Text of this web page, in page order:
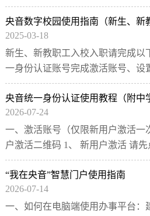
身份认证账号完成激活账号、设置
二、关注央音企业号（本升研、硕
央音数字校园使用指南（新生、新
2025-03-18
新生、新教职工入校入职请完成以
一身份认证账号完成激活账号、设
作。二、关注央音企业号（本升研
换工号、可在激活账号后使用身份
央音统一身份认证使用教程（附中
2026-07-24
一、激活账号（仅限新用户激活一
户激活二维码 1、 新用户激活 请
活】。 2、开始身份验证 输入：一
份证证件号.....[详细]
“我在央音”智慧门户使用指南
2026-07-14
一、如何在电脑端使用办事平台：